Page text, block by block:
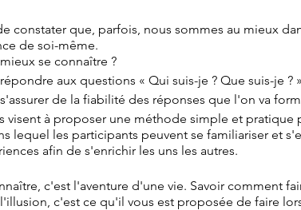
constater que, parfois, nous sommes au mieux
de soi-même.
se connaître ?
aux questions « Qui suis-je ? Que suis-je ?
de la fiabilité des réponses que l'on va
visent à proposer une méthode simple et
lequel les participants peuvent se familiariser et
afin de s'enrichir les uns les autres.
c'est l'aventure d'une vie. Savoir comment
c'est ce qu'il vous est proposée de faire